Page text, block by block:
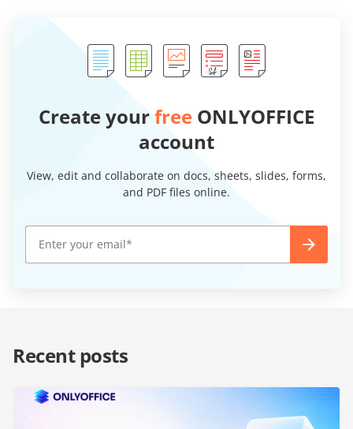
Create yourfree ONLYOFFICE
account
View, edit and collaborate on docs, sheets, slides, forms,
and PDF files online.
Recent posts